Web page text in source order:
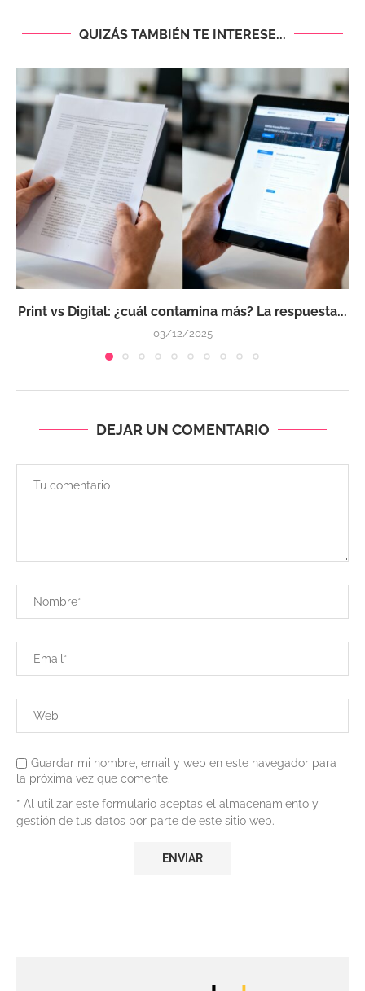
QUIZÁS TAMBIÉN TE INTERESE...
Print vs Digital: ¿cuál contamina más? La respuesta...
03/12/2025
DEJAR UN COMENTARIO
Guardar mi nombre, email y web en este navegador para
la próxima vez que comente.
* Al utilizar este formulario aceptas el almacenamiento y
gestión de tus datos por parte de este sitio web.